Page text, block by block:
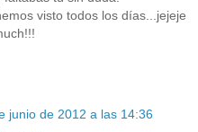
visto todos los días...jejeje
junio de 2012 a las 14:36